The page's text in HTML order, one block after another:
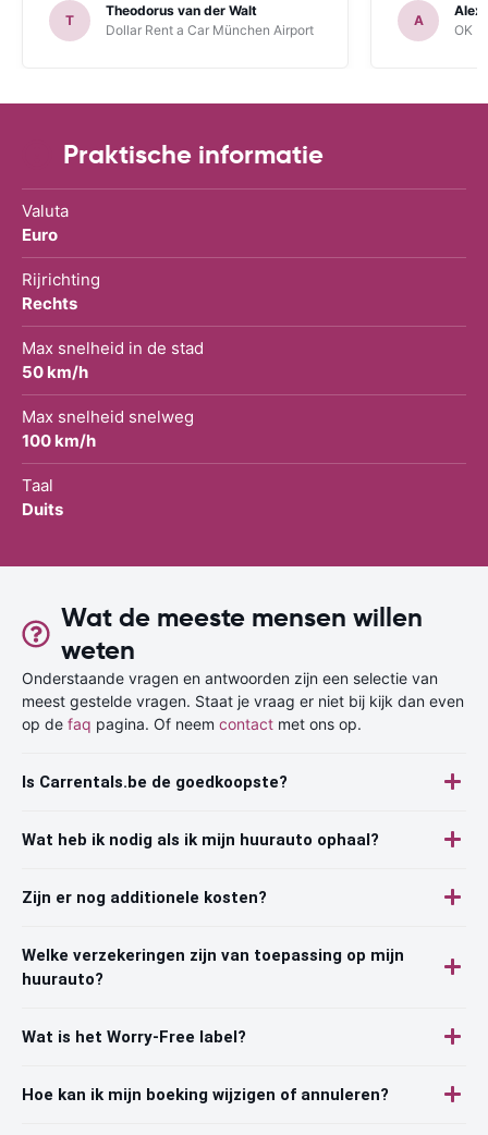
T
Theodorus van der Walt
Dollar Rent a Car München Airport
A
OK
Praktische informatie
Valuta
Euro
Rijrichting
Rechts
Max snelheid in de stad
50 km/h
Max snelheid snelweg
100 km/h
Taal
Duits
Wat de meeste mensen willen
weten
Onderstaande vragen en antwoorden zijn een selectie van
meest gestelde vragen. Staat je vraag er niet bij kijk dan even
op de faq pagina. Of neem contact met ons op.
Is Carrentals.be de goedkoopste?
Wat heb ik nodig als ik mijn huurauto ophaal?
Zijn er nog additionele kosten?
Welke verzekeringen zijn van toepassing op mijn
huurauto?
Wat is het Worry-Free label?
Hoe kan ik mijn boeking wijzigen of annuleren?